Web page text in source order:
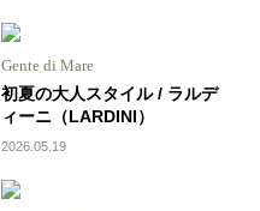
Gente di Mare
初夏の大人スタイル / ラルデ
ィーニ（LARDINI）
2026.05.19